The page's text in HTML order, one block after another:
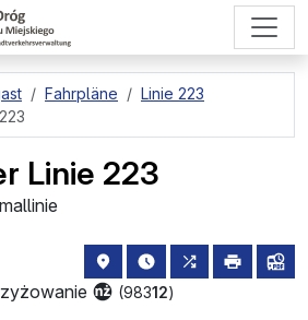
Fahrpläne
Linie 223
Linie 223
(98312)
Haltestellenstandort auf
die nächsten
alle Linien,
drucken